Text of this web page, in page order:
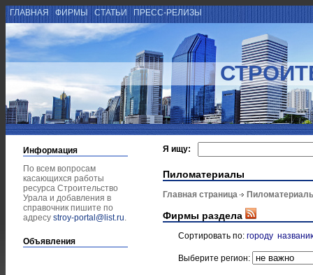
ГЛАВНАЯ ФИРМЫ СТАТЬИ ПРЕСС-РЕЛИЗЫ
Информация
По всем вопросам
касающихся работы
ресурса Строительство
Урала и добавления в
справочник пишите по
адресу stroy-portal@list.ru.
Объявления
Я ищу:
Пиломатериалы
Главная страница
Фирмы раздела
Сортировать по: городу
Выберите регион: